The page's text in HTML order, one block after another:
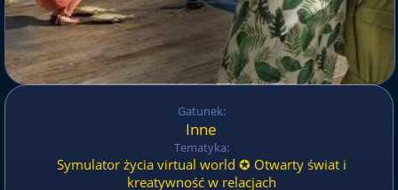
Gatunek:
Inne
Tematyka:
Symulator życia virtual world ✪ Otwarty świat i
kreatywność w relacjach